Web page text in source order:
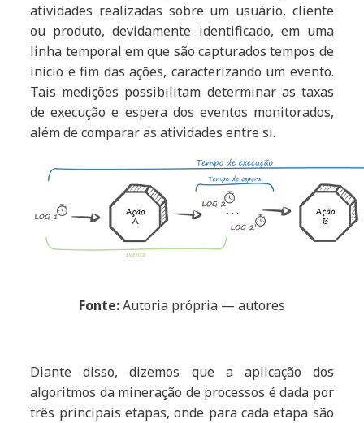
atividades realizadas sobre um usuário, cliente
ou produto, devidamente identificado, em uma
linha temporal em que são capturados tempos de
início e fim das ações, caracterizando um evento.
Tais medições possibilitam determinar as taxas
de execução e espera dos eventos monitorados,
além de comparar as atividades entre si.
Fonte:Autoria própria — autores
Diante disso, dizemos que a aplicação dos
algoritmos da mineração de processos é dada por
três principais etapas, onde para cada etapa são